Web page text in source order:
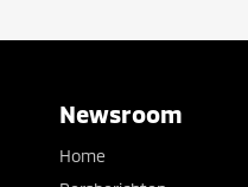
Newsroom
Home